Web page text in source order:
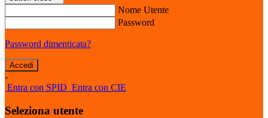
Nome Utente
Password
Password dimenticata?
-
Entra con SPID Entra con CIE
Seleziona utente